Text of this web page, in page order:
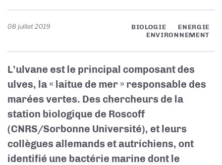
08 juillet 2019 BIOLOGIE
ENERGIE
ENVIRONNEMENT
L’ulvane est le principal composant des
ulves, la « laitue de mer » responsable des
marées vertes. Des chercheurs de la
station biologique de Roscoff
(CNRS/Sorbonne Université), et leurs
collègues allemands et autrichiens, ont
identifié une bactérie marine dont le